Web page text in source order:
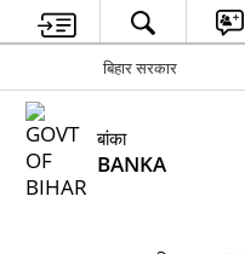
बिहार सरकार
बांका
BANKA